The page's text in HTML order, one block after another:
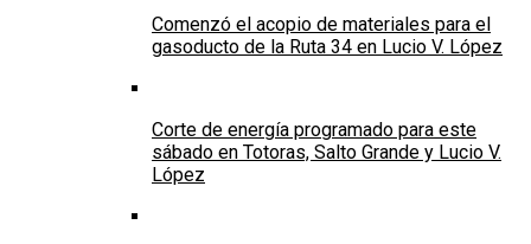
Comenzó el acopio de materiales para el
gasoducto de la Ruta 34 en Lucio V. López
Corte de energía programado para este
sábado en Totoras, Salto Grande y Lucio V.
López